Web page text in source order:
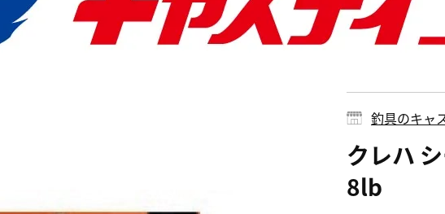
釣具のキャ
クレハ
8lb